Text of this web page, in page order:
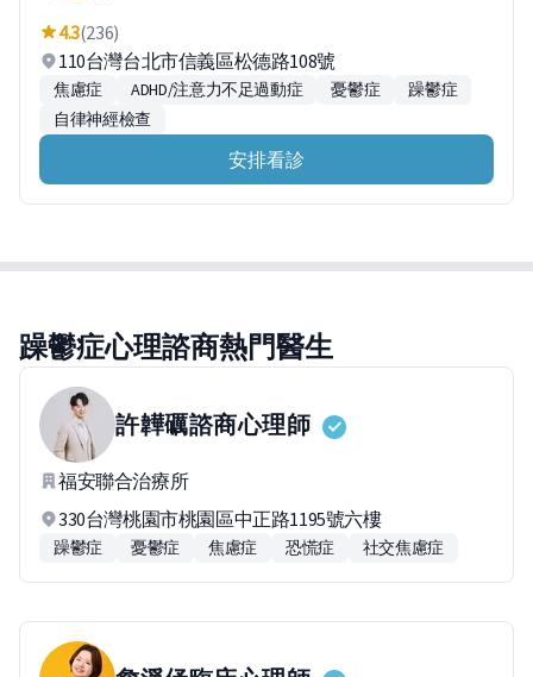
4.3(236)
110台灣台北市信義區松德路108號
焦慮症 ADHD/注意力不足過動症 憂鬱症
躁鬱症
自律神經檢查
安排看診
躁鬱症心理諮商熱門醫生
許韡礪諮商心理師
福安聯合治療所
330台灣桃園市桃園區中正路1195號六樓
躁鬱症 憂鬱症 焦慮症 恐慌症 社交焦慮症